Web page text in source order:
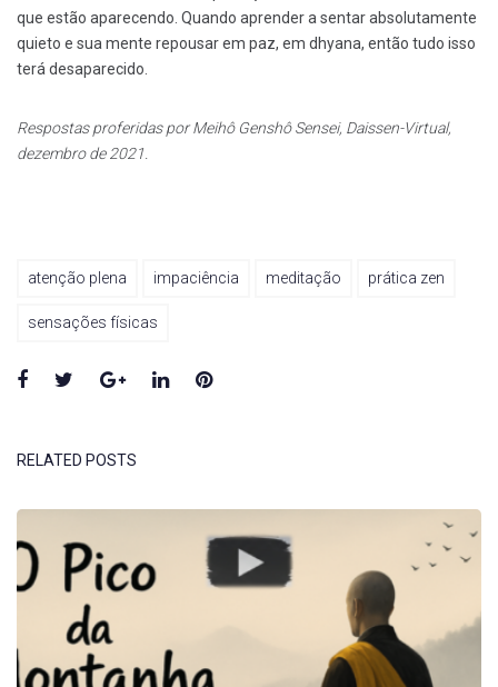
que estão aparecendo. Quando aprender a sentar absolutamente
quieto e sua mente repousar em paz, em dhyana, então tudo isso
terá desaparecido.
Respostas proferidas por Meihô Genshô Sensei, Daissen-Virtual,
dezembro de 2021.
atenção plena impaciência meditação prática zen
sensações físicas
Facebook
TwitterGoogle+LinkedInPinterest
RELATED POSTS